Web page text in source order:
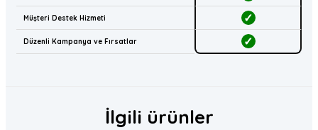
Müşteri Destek Hizmeti ✓
Düzenli Kampanya ve Fırsatlar ✓
İlgili ürünler